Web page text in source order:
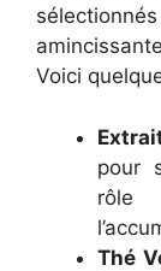
Voici
pour
rôle
Thé